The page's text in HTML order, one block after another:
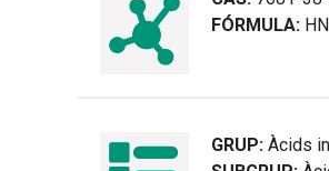
FÓRMULA:
GRUP: Àcids